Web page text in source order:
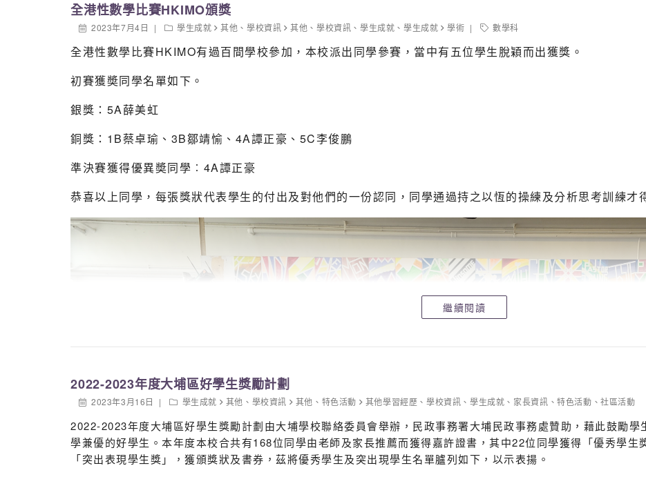
全港性數學比賽HKIMO頒獎
2023年7月4日 學生成就 其他 、 學校資訊 其他 、學校資訊 、學生成就 、學生成就 學術 數學科
全港性數學比賽HKIMO有過百間學校參加，本校派出同學參賽，當中有五位學生脫穎而出獲獎。
初賽獲奬同學名單如下。
銀獎：5A薛美虹
銅獎：1B蔡卓瑜、3B鄒靖愉、4A譚正豪、5C李俊鵬
準決賽獲得優異奬同學︰4A譚正豪
恭喜以上同學，每張獎狀代表學生的付出及對他們的一份認同，同學通過持之以恆的操練及分析思考訓練才
繼續閱讀
2022-2023年度大埔區好學生獎勵計劃
2023年3月16日 學生成就 其他 、 學校資訊 其他 、 特色活動 其他學習經歷 、學校資訊 、學生成就 、 家長資訊 、特色活動 、社區活動
2022-2023年度大埔區好學生獎勵計劃由大埔學校聯絡委員會舉辦，民政事務署大埔民政事務處贊助，藉此鼓勵
學兼優的好學生。本年度本校合共有168位同學由老師及家長推薦而獲得嘉許證書，其中22位同學獲得「優秀學生
「突出表現學生獎」，獲頒獎狀及書券，茲將優秀學生及突出現學生名單臚列如下，以示表揚。